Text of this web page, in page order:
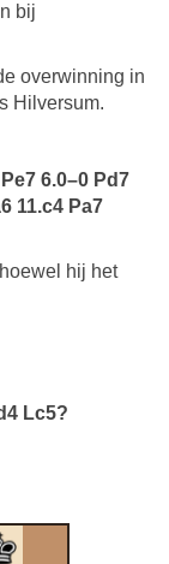
bij
overwinning in
Hilversum.
6.0–0 Pd7
11.c4 Pa7
hij het
Lc5?